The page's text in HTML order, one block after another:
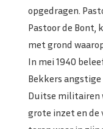
opgedragen.
Pastoor de Bont,
met grond
In mei 1940
Bekkers
Duitse militairen
grote inzet en de